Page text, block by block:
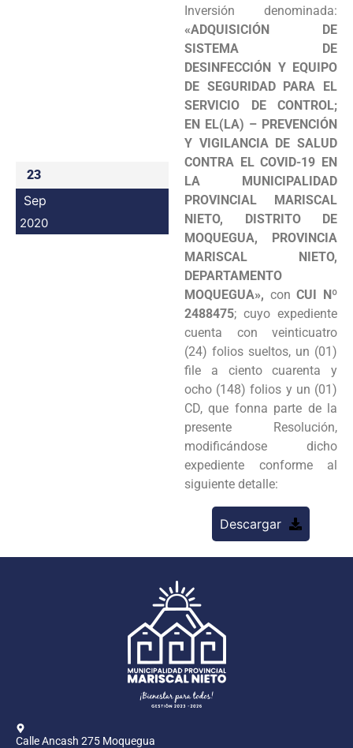
23
Sep
2020
Inversión denominada:
«ADQUISICIÓN DE
SISTEMA DE
DESINFECCIÓN Y EQUIPO
DE SEGURIDAD PARA EL
SERVICIO DE CONTROL;
EN EL(LA) – PREVENCIÓN
Y VIGILANCIA DE SALUD
CONTRA EL COVID-19 EN
LA MUNICIPALIDAD
PROVINCIAL MARISCAL
NIETO, DISTRITO DE
MOQUEGUA, PROVINCIA
MARISCAL NIETO,
DEPARTAMENTO
MOQUEGUA», conCUI Nº
2488475; cuyo expediente
cuenta con veinticuatro
(24) folios sueltos, un (01)
file a ciento cuarenta y
ocho (148) folios y un (01)
CD, que fonna parte de la
presente Resolución,
modificándose dicho
expediente conforme al
siguiente detalle:
Descargar
Calle Ancash 275 Moquegua